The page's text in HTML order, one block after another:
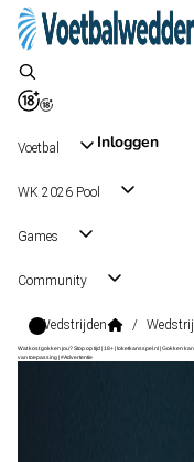
Inloggen
Voetbal
WK 2026 Pool
Games
Community
Wedstrijden /
Wat kost gokken jou? Stop op tijd | 18+ | loketkansspel.nl | Gokken
van toepassing | #Advertentie